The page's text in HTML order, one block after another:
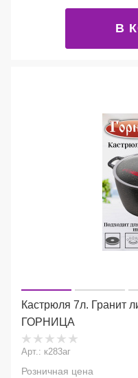
В
Кастрюля 7л. Гранит
ГОРНИЦА
Арт.: к283аг
Розничная цена